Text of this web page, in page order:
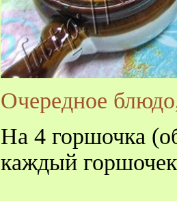
Очередное
На 4 горшочка
каждый